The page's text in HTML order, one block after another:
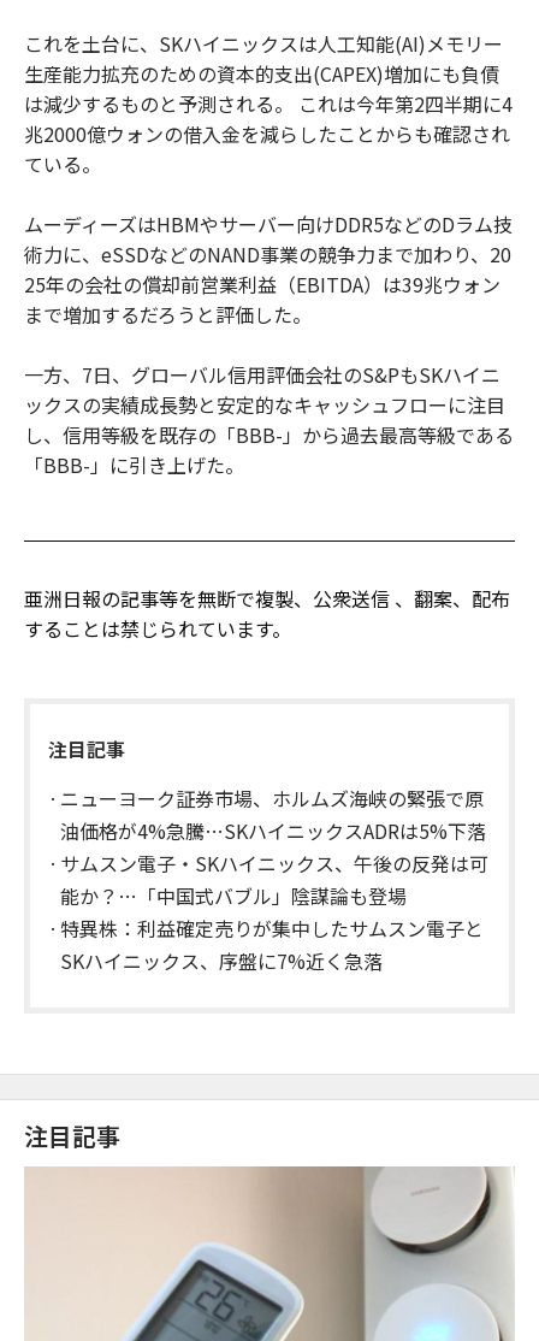
これを土台に、SKハイニックスは人工知能(AI)メモリー
生産能力拡充のための資本的支出(CAPEX)増加にも負債
は減少するものと予測される。 これは今年第2四半期に4
兆2000億ウォンの借入金を減らしたことからも確認され
ている。
ムーディーズはHBMやサーバー向けDDR5などのDラム技
術力に、eSSDなどのNAND事業の競争力まで加わり、20
25年の会社の償却前営業利益（EBITDA）は39兆ウォン
まで増加するだろうと評価した。
一方、7日、グローバル信用評価会社のS&PもSKハイニ
ックスの実績成長勢と安定的なキャッシュフローに注目
し、信用等級を既存の「BBB-」から過去最高等級である
「BBB-」に引き上げた。
亜洲日報の記事等を無断で複製、公衆送信 、翻案、配布
することは禁じられています。
注目記事
ニューヨーク証券市場、ホルムズ海峡の緊張で原
油価格が4%急騰…SKハイニックスADRは5%下落
サムスン電子・SKハイニックス、午後の反発は可
能か？…「中国式バブル」陰謀論も登場
特異株：利益確定売りが集中したサムスン電子と
SKハイニックス、序盤に7%近く急落
注目記事